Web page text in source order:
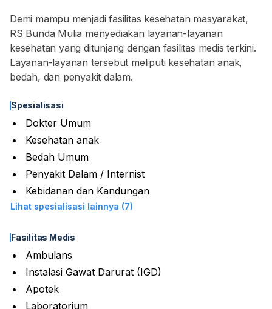
Demi mampu menjadi fasilitas kesehatan masyarakat,
RS Bunda Mulia menyediakan layanan-layanan
kesehatan yang ditunjang dengan fasilitas medis terkini.
Layanan-layanan tersebut meliputi kesehatan anak,
bedah, dan penyakit dalam.
Spesialisasi
Dokter Umum
Kesehatan anak
Bedah Umum
Penyakit Dalam / Internist
Kebidanan dan Kandungan
Lihat spesialisasi lainnya (7)
Fasilitas Medis
Ambulans
Instalasi Gawat Darurat (IGD)
Apotek
Laboratorium